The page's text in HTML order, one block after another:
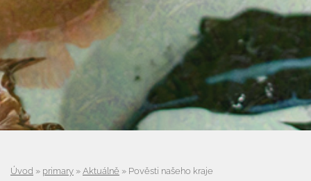
Úvod » primary » Aktuálně » Pověsti našeho kraje